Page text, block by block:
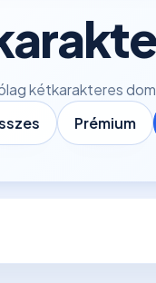
kétkarakteres
Prémium